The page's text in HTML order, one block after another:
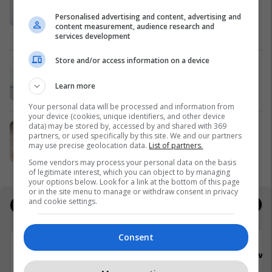
për reputacionin universitar në
WURI 2026
UBT
Pse të investoni në Shëngjin?
Sallamet MEKA – praktike për çdo
ditë, gjithmonë në tryezën familjare
Jobs Real Estate
Personalised advertising and content, advertising and
content measurement, audience research and
services development
Store and/or access information on a device
Learn more
Your personal data will be processed and information from
your device (cookies, unique identifiers, and other device
data) may be stored by, accessed by and shared with 369
partners, or used specifically by this site. We and our partners
may use precise geolocation data. List of partners.
Some vendors may process your personal data on the basis
of legitimate interest, which you can object to by managing
your options below. Look for a link at the bottom of this page
or in the site menu to manage or withdraw consent in privacy
and cookie settings.
Consent